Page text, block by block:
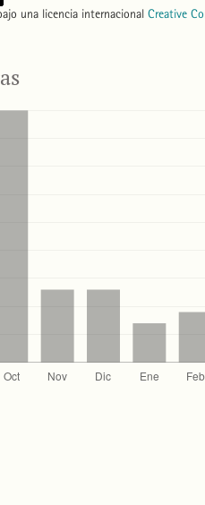
una licencia internacional Creative